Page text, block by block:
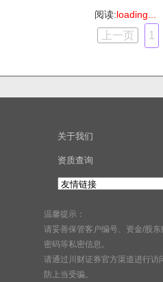
阅读:loading...
上一页
1
关于我们
资质查询
温馨提示：
请妥善保管客户编号、资金/股
密码等私密信息。
请通过川财证券官方渠道进行访
防上当受骗。